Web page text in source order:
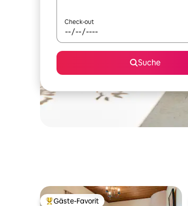
Check-out
Suche
Gäste-Favorit